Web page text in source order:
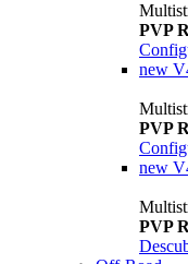
PVP
new
PVP
new
PVP